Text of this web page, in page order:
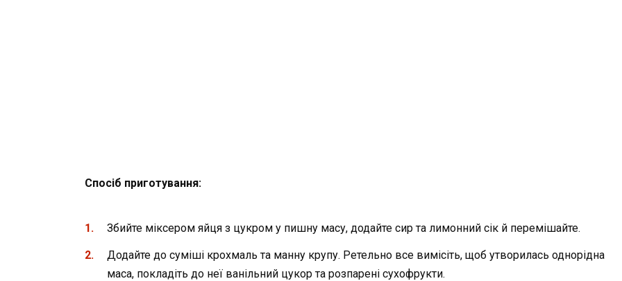
Спосіб приготування:
Збийте міксером яйця з цукром у пишну масу, додайте сир та лимонний сік й перемішайте.
Додайте до суміші крохмаль та манну крупу. Ретельно все вимісіть, щоб утворилась однорідна
маса, покладіть до неї ванільний цукор та розпарені сухофрукти.